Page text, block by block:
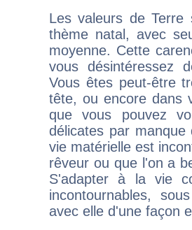
Les valeurs de Terre
thème natal, avec
moyenne. Cette
vous désintéressez
Vous êtes peut-être
tête, ou encore dans
que vous pouvez
délicates par
vie matérielle est
rêveur ou que l'on a
S'adapter à la vie
incontournables,
avec elle d'une façon